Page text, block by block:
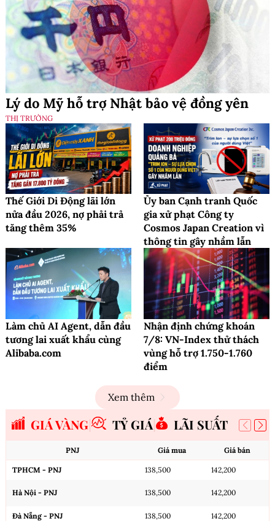
Lý do Mỹ hỗ trợ Nhật bảo vệ đồng yên
THỊ TRƯỜNG
Thế Giới Di Động lãi lớn
nửa đầu 2026, nợ phải trả
tăng thêm 35%
Ủy ban Cạnh tranh Quốc
gia xử phạt Công ty
Cosmos Japan Creation vì
thông tin gây nhầm lẫn
Làm chủ AI Agent, dẫn đầu
tương lai xuất khẩu cùng
Alibaba.com
Nhận định chứng khoán
7/8: VN-Index thử thách
vùng hỗ trợ 1.750-1.760
điểm
Xem thêm
GIÁ VÀNG TỶ GIÁ LÃI SUẤT
PNJ Giá mua Giá bán
TPHCM - PNJ 138,500 142,200
Hà Nội - PNJ 138,500 142,200
Đà Nẵng - PNJ 138,500 142,200